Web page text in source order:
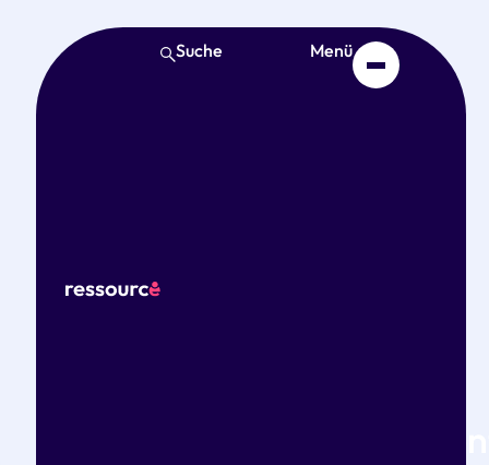
Suche Menü